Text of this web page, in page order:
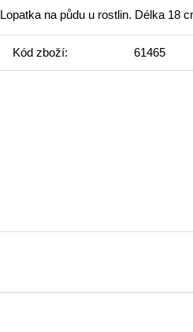
Lopatka na půdu u rostlin. Délka 18
Kód zboží: 61465